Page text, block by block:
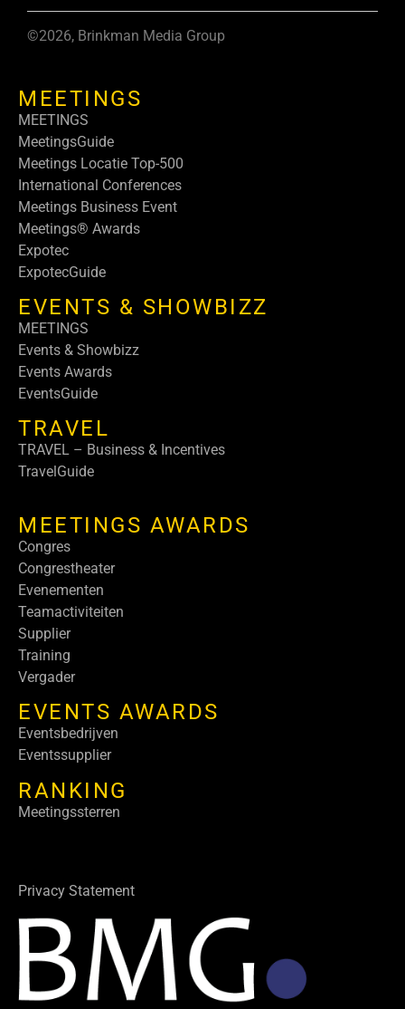
©2026, Brinkman Media Group
MEETINGS
MEETINGS
MeetingsGuide
Meetings Locatie Top-500
International Conferences
Meetings Business Event
Meetings® Awards
Expotec
ExpotecGuide
EVENTS & SHOWBIZZ
MEETINGS
Events & Showbizz
Events Awards
EventsGuide
TRAVEL
TRAVEL – Business & Incentives
TravelGuide
MEETINGS AWARDS
Congres
Congrestheater
Evenementen
Teamactiviteiten
Supplier
Training
Vergader
EVENTS AWARDS
Eventsbedrijven
Eventssupplier
RANKING
Meetingssterren
Privacy Statement